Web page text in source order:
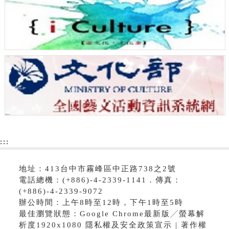
:::
地址：413台中市霧峰區中正路738之2號
電話總機：(+886)-4-2339-1141．傳真：
(+886)-4-2339-9072
辦公時間：上午8時至12時，下午1時至5時
最佳瀏覽狀態：Google Chrome最新版╱螢幕解
析度1920x1080 隱私權及安全政策宣示 | 著作權